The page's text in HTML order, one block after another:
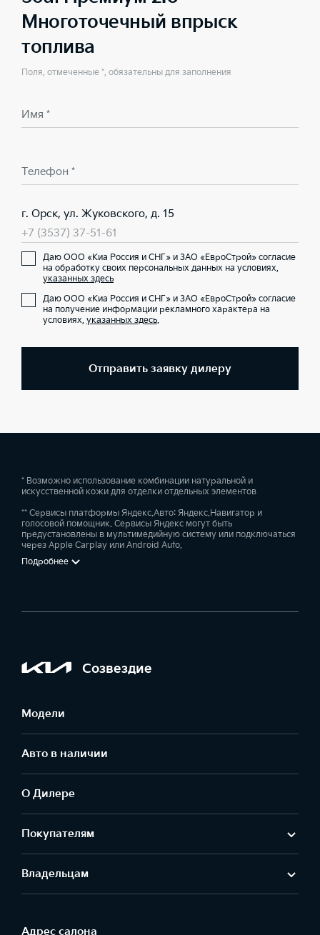
Многоточечный впрыск
топлива
Поля, отмеченные *, обязательны для заполнения
Имя *
Телефон *
г. Орск, ул. Жуковского, д. 15
+7 (3537) 37-51-61
Даю ООО «Киа Россия и СНГ» и ЗАО «ЕвроСтрой» согласие
на обработку своих персональных данных на условиях,
указанных здесь
Даю ООО «Киа Россия и СНГ» и ЗАО «ЕвроСтрой» согласие
на получение информации рекламного характера на
условиях, указанных здесь.
Отправить заявку дилеру
* Возможно использование комбинации натуральной и
искусственной кожи для отделки отдельных элементов
** Сервисы платформы Яндекс.Авто: Яндекс.Навигатор и
голосовой помощник. Сервисы Яндекс могут быть
предустановлены в мультимедийную систему или подключаться
через Apple Carplay или Android Auto.
Подробнее
Созвездие
Модели
Авто в наличии
О Дилере
Покупателям
Владельцам
Адрес салонa